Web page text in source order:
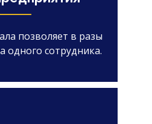
позволяет в разы
одного сотрудника.